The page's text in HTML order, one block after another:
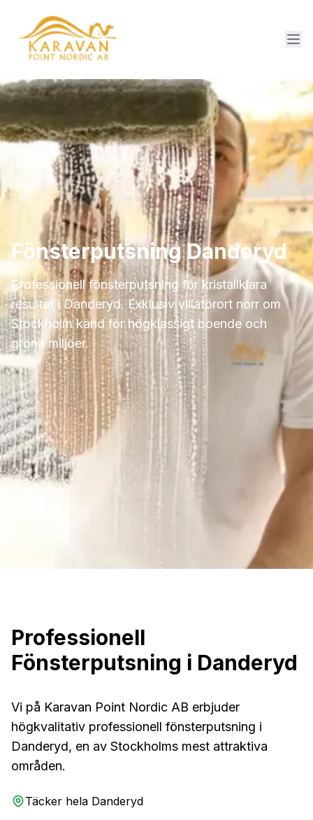
Fönsterputsning Danderyd
Professionell fönsterputsning för kristallklara
resultat i Danderyd. Exklusiv villaförort norr om
Stockholm känd för högklassigt boende och
gröna miljöer.
Professionell
Fönsterputsning i Danderyd
Vi på Karavan Point Nordic AB erbjuder
högkvalitativ professionell fönsterputsning i
Danderyd, en av Stockholms mest attraktiva
områden.
Täcker hela Danderyd